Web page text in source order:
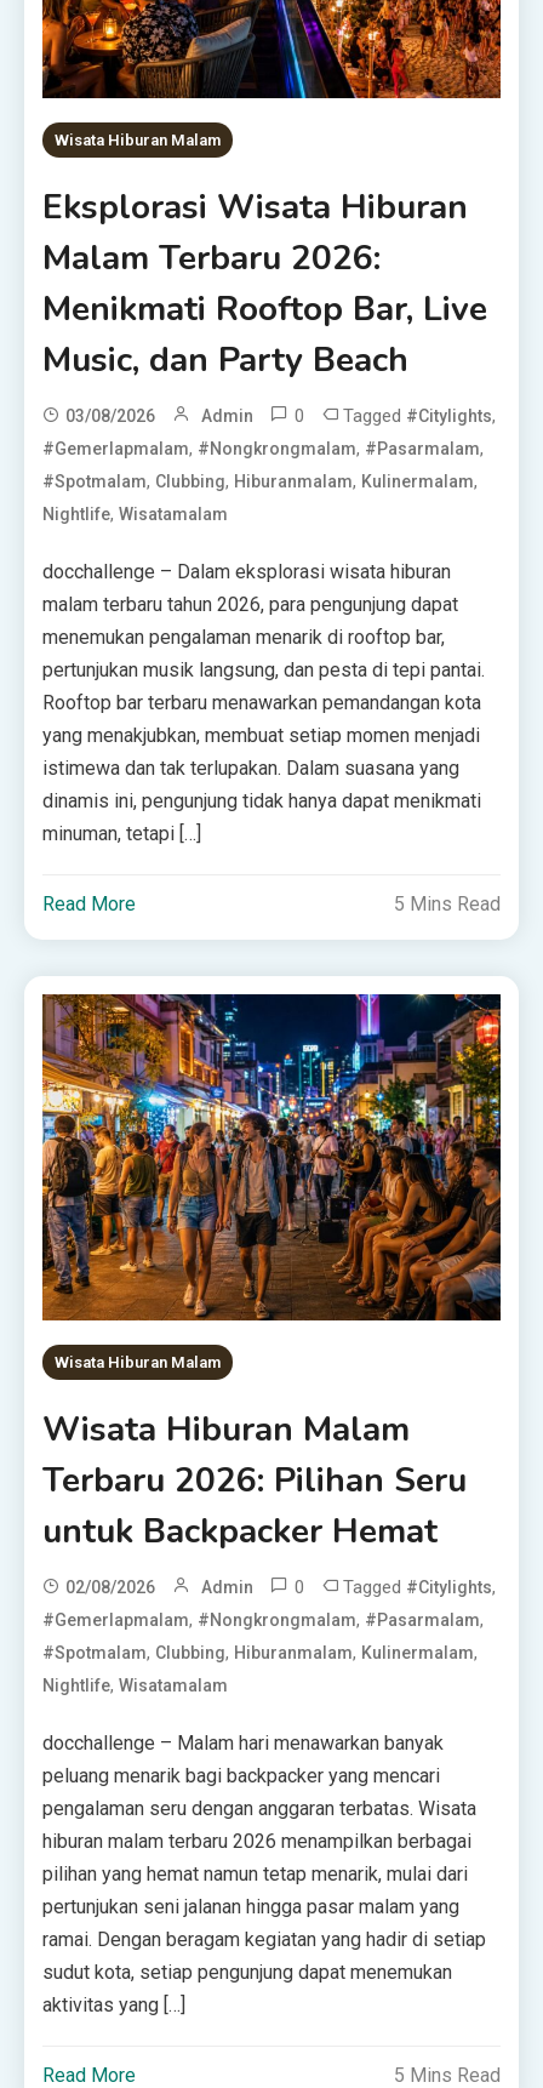
Wisata Hiburan Malam
Eksplorasi Wisata Hiburan
Malam Terbaru 2026:
Menikmati Rooftop Bar, Live
Music, dan Party Beach
03/08/2026 Admin 0 Tagged #citylights,
#gemerlapmalam, #nongkrongmalam, #pasarmalam,
#spotmalam, Clubbing, Hiburanmalam, Kulinermalam,
Nightlife,Wisatamalam
docchallenge – Dalam eksplorasi wisata hiburan
malam terbaru tahun 2026, para pengunjung dapat
menemukan pengalaman menarik di rooftop bar,
pertunjukan musik langsung, dan pesta di tepi pantai.
Rooftop bar terbaru menawarkan pemandangan kota
yang menakjubkan, membuat setiap momen menjadi
istimewa dan tak terlupakan. Dalam suasana yang
dinamis ini, pengunjung tidak hanya dapat menikmati
minuman, tetapi […]
Read More 5 Mins Read
Wisata Hiburan Malam
Wisata Hiburan Malam
Terbaru 2026: Pilihan Seru
untuk Backpacker Hemat
02/08/2026 Admin 0 Tagged #citylights,
#gemerlapmalam, #nongkrongmalam, #pasarmalam,
#spotmalam, Clubbing, Hiburanmalam, Kulinermalam,
Nightlife,Wisatamalam
docchallenge – Malam hari menawarkan banyak
peluang menarik bagi backpacker yang mencari
pengalaman seru dengan anggaran terbatas. Wisata
hiburan malam terbaru 2026 menampilkan berbagai
pilihan yang hemat namun tetap menarik, mulai dari
pertunjukan seni jalanan hingga pasar malam yang
ramai. Dengan beragam kegiatan yang hadir di setiap
sudut kota, setiap pengunjung dapat menemukan
aktivitas yang […]
Read More 5 Mins Read